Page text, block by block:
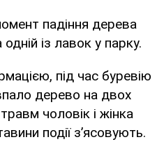
падіння дерева
із лавок у парку.
під час буревію
дерево на двох
чоловік і жінка
події з’ясовують.